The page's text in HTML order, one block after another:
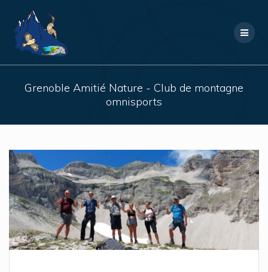
Grenoble Amitié Nature - Club de montagne
omnisports